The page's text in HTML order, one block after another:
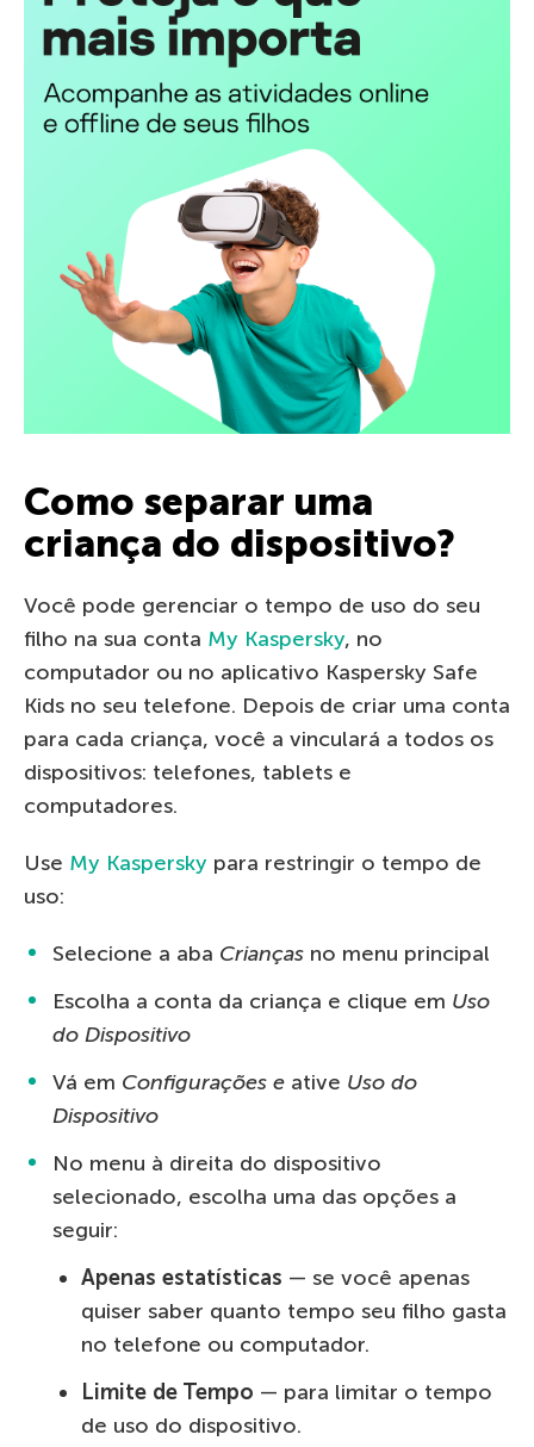
Como separar uma
criança do dispositivo?
Você pode gerenciar o tempo de uso do seu
filho na sua conta My Kaspersky, no
computador ou no aplicativo Kaspersky Safe
Kids no seu telefone. Depois de criar uma conta
para cada criança, você a vinculará a todos os
dispositivos: telefones, tablets e
computadores.
Use My Kaspersky para restringir o tempo de
uso:
Selecione a aba Crianças no menu principal
Escolha a conta da criança e clique em Uso
do Dispositivo
Vá em Configurações e ative Uso do
Dispositivo
No menu à direita do dispositivo
selecionado, escolha uma das opções a
seguir:
Apenas estatísticas — se você apenas
quiser saber quanto tempo seu filho gasta
no telefone ou computador.
Limite de Tempo — para limitar o tempo
de uso do dispositivo.